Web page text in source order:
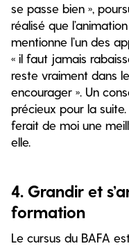
se passe bien »,
réalisé que
mentionne l’un des
« il faut jamais
reste vraiment dans
encourager ». Un
précieux pour la
ferait de moi une
elle.
4. Grandir et
formation
Le cursus du BAFA